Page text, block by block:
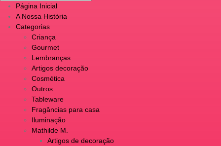
Página Inicial
A Nossa História
Categorias
Criança
Gourmet
Lembranças
Artigos decoração
Cosmética
Outros
Tableware
Fragâncias para casa
Iluminação
Mathilde M.
Artigos de decoração